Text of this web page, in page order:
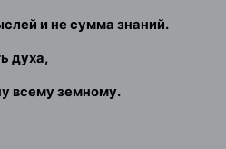
и не сумма знаний.
духа,
всему земному.